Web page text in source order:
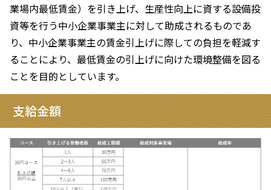
業場内最低賃金）を引き上げ、生産性向上に資する設備投
資等を行う中小企業事業主に対して助成されるものであ
り、中小企業事業主の賃金引上げに際しての負担を軽減す
ることにより、最低賃金の引上げに向けた環境整備を図る
ことを目的としています。
支給金額